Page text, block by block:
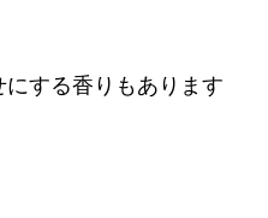
する香りもあります